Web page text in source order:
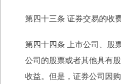
第四十三条 证券交易的收
第四十四条 上市公司、股
公司的股票或者其他具有
收益。但是，证券公司因